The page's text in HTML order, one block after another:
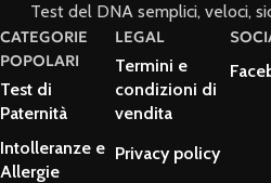
Test del DNA semplici, veloci,
CATEGORIE
POPOLARI
Test di
Paternità
Intolleranze e
Allergie
LEGAL
Termini e
condizioni di
vendita
Privacy policy